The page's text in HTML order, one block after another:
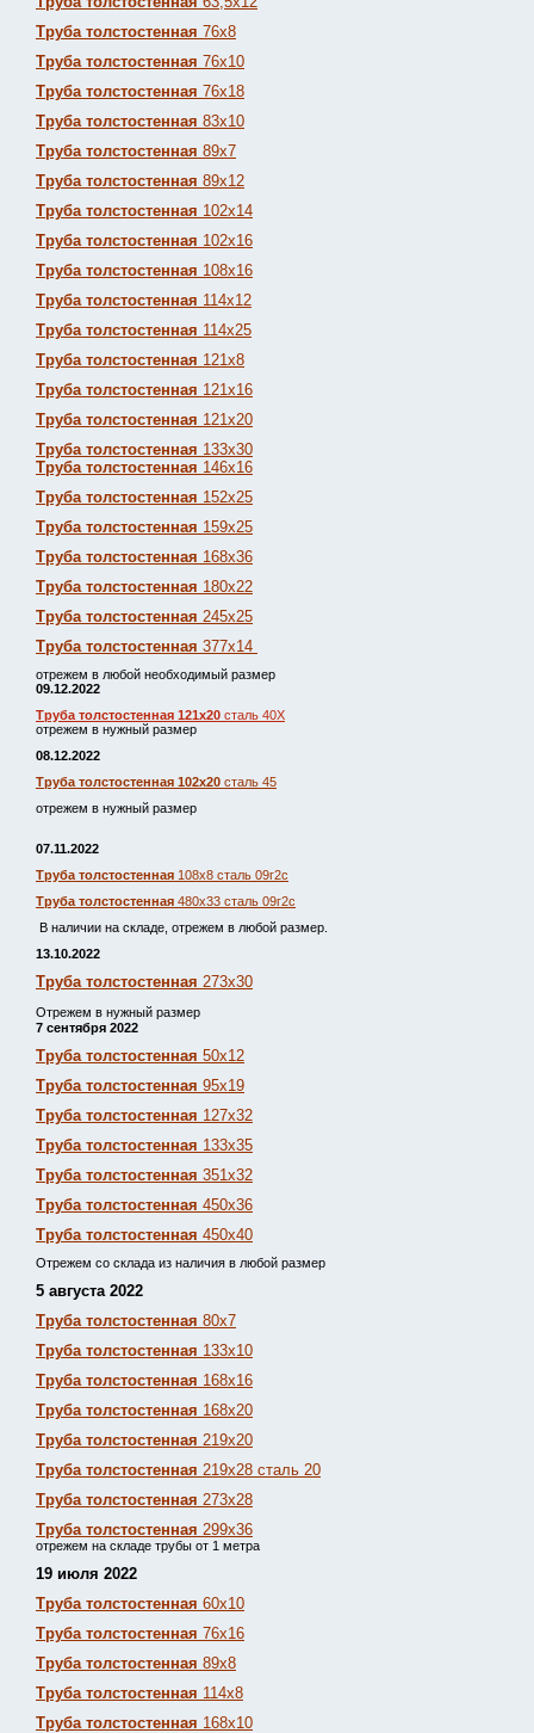
Труба толстостенная 76х8
Труба толстостенная 76х10
Труба толстостенная 76х18
Труба толстостенная 83х10
Труба толстостенная 89х7
Труба толстостенная 89х12
Труба толстостенная 102х14
Труба толстостенная 102х16
Труба толстостенная 108х16
Труба толстостенная 114х12
Труба толстостенная 114х25
Труба толстостенная 121х8
Труба толстостенная 121х16
Труба толстостенная 121х20
Труба толстостенная 133х30
Труба толстостенная 146х16
Труба толстостенная 152х25
Труба толстостенная 159х25
Труба толстостенная 168х36
Труба толстостенная 180х22
Труба толстостенная 245х25
Труба толстостенная 377х14
отрежем в любой необходимый размер
09.12.2022
Труба толстостенная 121х20 сталь 40Х
отрежем в нужный размер
08.12.2022
Труба толстостенная 102х20 сталь 45
отрежем в нужный размер
07.11.2022
Труба толстостенная 108х8 сталь 09г2с
Труба толстостенная 480х33 сталь 09г2с
В наличии на складе, отрежем в любой размер.
13.10.2022
Труба толстостенная 273х30
Отрежем в нужный размер
7 сентября 2022
Труба толстостенная 50х12
Труба толстостенная 95х19
Труба толстостенная 127х32
Труба толстостенная 133х35
Труба толстостенная 351х32
Труба толстостенная 450х36
Труба толстостенная 450х40
Отрежем со склада из наличия в любой размер
5 августа 2022
Труба толстостенная 80х7
Труба толстостенная 133х10
Труба толстостенная 168х16
Труба толстостенная 168х20
Труба толстостенная 219х20
Труба толстостенная 219х28 сталь 20
Труба толстостенная 273х28
Труба толстостенная 299х36
отрежем на складе трубы от 1 метра
19 июля 2022
Труба толстостенная 60х10
Труба толстостенная 76х16
Труба толстостенная 89х8
Труба толстостенная 114х8
Труба толстостенная 168х10